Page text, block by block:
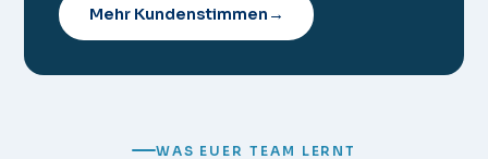
Mehr Kundenstimmen →
WAS EUER TEAM LERNT